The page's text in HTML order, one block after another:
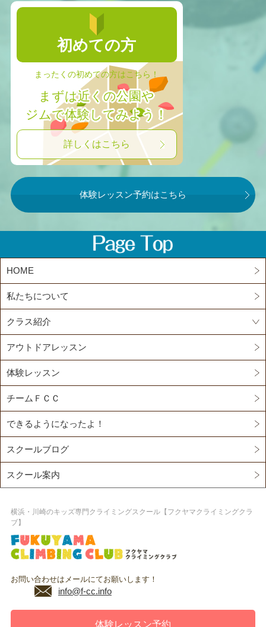
初めての方
まったくの初めての方はこちら！
まずは近くの公園や
ジムで体験してみよう！
詳しくはこちら
体験レッスン予約はこちら
HOME
私たちについて
クラス紹介
アウトドアレッスン
体験レッスン
チームＦＣＣ
できるようになったよ！
スクールブログ
スクール案内
横浜・川崎のキッズ専門クライミングスクール【フクヤマクライミングクラ
ブ】
お問い合わせはメールにてお願いします！
info@f-cc.info
体験レッスン予約